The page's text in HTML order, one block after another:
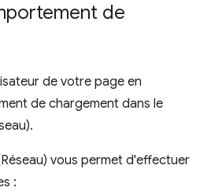
de
de votre page en
de chargement dans le
vous permet d'effectuer
: